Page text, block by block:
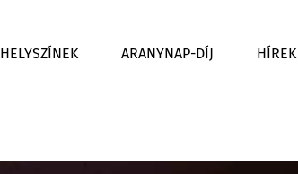
HELYSZÍNEK ARANYNAP-DÍJ HÍREK